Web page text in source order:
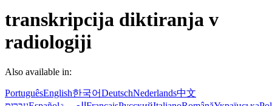
transkripcija diktiranja v
radiologiji
Also available in:
PortuguêsEnglish한국어DeutschNederlands中文